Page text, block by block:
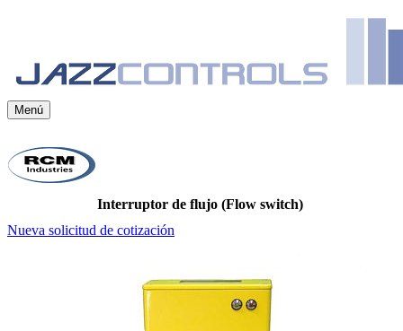
Menú
Interruptor de flujo (Flow switch)
Nueva solicitud de cotización